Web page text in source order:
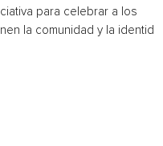
para celebrar a los
la comunidad y la